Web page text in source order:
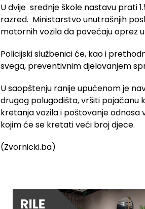
U dvije srednje škole nastavu prati
razred. Ministarstvo unutrašnjih
motornih vozila da povećaju oprez
Policijski službenici će, kao i
svega, preventivnim djelovanjem
U saopštenju ranije upućenom je
drugog polugodišta, vršiti pojačanu
kretanja vozila i poštovanje
kojim će se kretati veći broj djece.
(Zvornicki.ba)